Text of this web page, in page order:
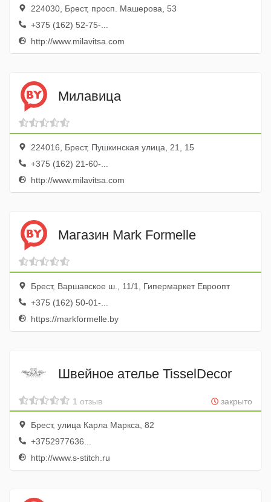
224030, Брест, просп. Машерова, 53
+375 (162) 52-75-...
http://www.milavitsa.com
Милавица
224016, Брест, Пушкинская улица, 21, 15
+375 (162) 21-60-...
http://www.milavitsa.com
Магазин Mark Formelle
Брест, Варшавское ш., 11/1, Гипермаркет Евроопт
+375 (162) 50-01-...
https://markformelle.by
Швейное ателье TisselDecor
закрыто
1 отзыв
Брест, улица Карла Маркса, 82
+3752977636...
http://www.s-stitch.ru